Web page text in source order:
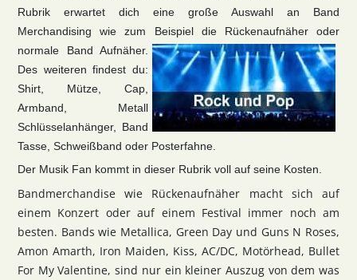
Rubrik erwartet dich eine große Auswahl an Band
Merchandising wie zum Beispiel die Rückenaufnäher oder
normale Band Aufnäher.
Des weiteren findest du:
Shirt, Mütze, Cap,
Armband, Metall
Schlüsselanhänger, Band
Tasse, Schweißband oder Posterfahne.
Der Musik Fan kommt in dieser Rubrik voll auf seine Kosten.
Bandmerchandise wie Rückenaufnäher macht sich auf
einem Konzert oder auf einem Festival immer noch am
besten. Bands wie Metallica, Green Day und Guns N Roses,
Amon Amarth, Iron Maiden, Kiss, AC/DC, Motörhead, Bullet
For My Valentine, sind nur ein kleiner Auszug von dem was